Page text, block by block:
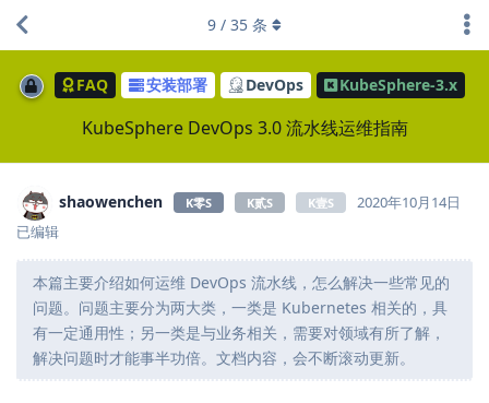
FAQ 安装部署 DevOps KubeSphere-3.x
KubeSphere DevOps 3.0 流水线运维指南
9 / 35 条
shaowenchen K零S K贰S K壹S
2020年10月14日
已编辑
本篇主要介绍如何运维 DevOps 流水线，怎么解决一些常见的
问题。问题主要分为两大类，一类是 Kubernetes 相关的，具
有一定通用性；另一类是与业务相关，需要对领域有所了解，
解决问题时才能事半功倍。文档内容，会不断滚动更新。